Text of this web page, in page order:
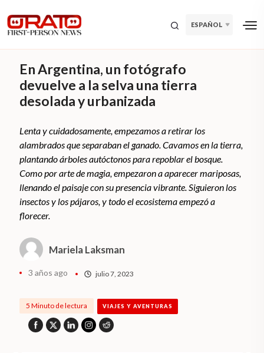
ESPAÑOL
En Argentina, un fotógrafo
devuelve a la selva una tierra
desolada y urbanizada
Lenta y cuidadosamente, empezamos a retirar los
alambrados que separaban el ganado. Cavamos en la tierra,
plantando árboles autóctonos para repoblar el bosque.
Como por arte de magia, empezaron a aparecer mariposas,
llenando el paisaje con su presencia vibrante. Siguieron los
insectos y los pájaros, y todo el ecosistema empezó a
florecer.
Mariela Laksman
3 años ago julio 7, 2023
5 Minuto de lectura VIAJES Y AVENTURAS